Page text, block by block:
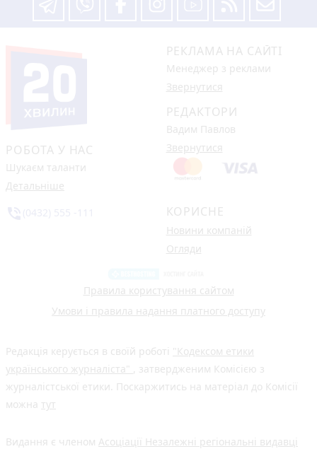
РОБОТА У НАС
Шукаєм таланти
Детальніше
РЕКЛАМА НА САЙТІ
Менеджер з реклами
Звернутися
РЕДАКТОРИ
Вадим Павлов
Звернутися
КОРИСНЕ
Новини компаній
Огляди
Правила користування сайтом
Умови і правила надання платного доступу
Редакція керується в своїй роботі "Кодексом етики
українського журналіста"
, затвердженим Комісією з
журналістської етики. Поскаржитись на матеріал до Комісії
можна тут
Видання є членом Асоціації Незалежні регіональні видавці